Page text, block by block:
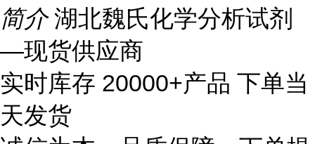
简介 湖北魏氏化学分析试剂
—现货供应商
实时库存 20000+产品 下单当
天发货